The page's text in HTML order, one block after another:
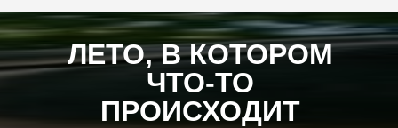
ЛЕТО, В КОТОРОМ
ЧТО-ТО
ПРОИСХОДИТ